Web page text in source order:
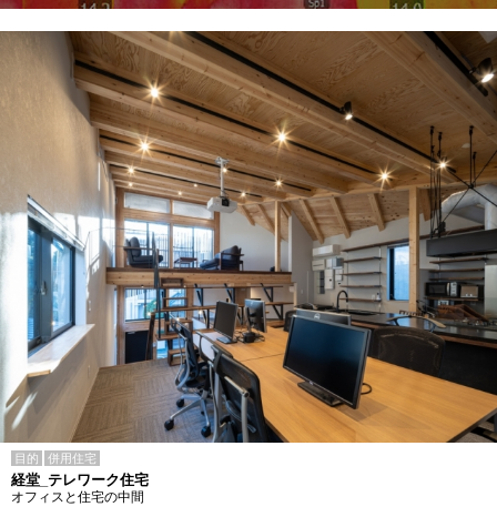
目的 併用住宅
経堂_テレワーク住宅
オフィスと住宅の中間